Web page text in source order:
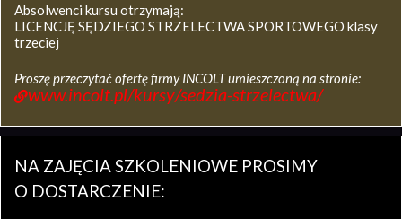
Absolwenci kursu otrzymają:
LICENCJĘ SĘDZIEGO STRZELECTWA SPORTOWEGO klasy
trzeciej
Proszę przeczytać ofertę firmy INCOLT umieszczoną na stronie:
www.incolt.pl/kursy/sedzia-strzelectwa/
NA ZAJĘCIA SZKOLENIOWE PROSIMY
O DOSTARCZENIE: